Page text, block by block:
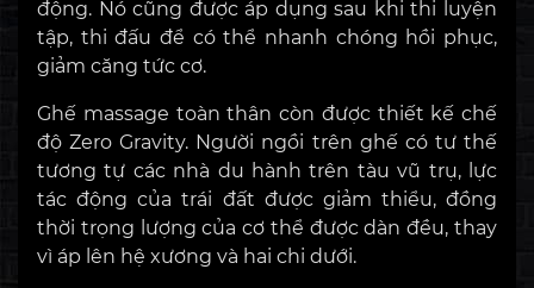
động. Nó cũng được áp dụng sau khi thi luyện
tập, thi đấu để có thể nhanh chóng hồi phục,
giảm căng tức cơ.
Ghế massage toàn thân còn được thiết kế chế
độ Zero Gravity. Người ngồi trên ghế có tư thế
tương tự các nhà du hành trên tàu vũ trụ, lực
tác động của trái đất được giảm thiểu, đồng
thời trọng lượng của cơ thể được dàn đều, thay
vì áp lên hệ xương và hai chi dưới.